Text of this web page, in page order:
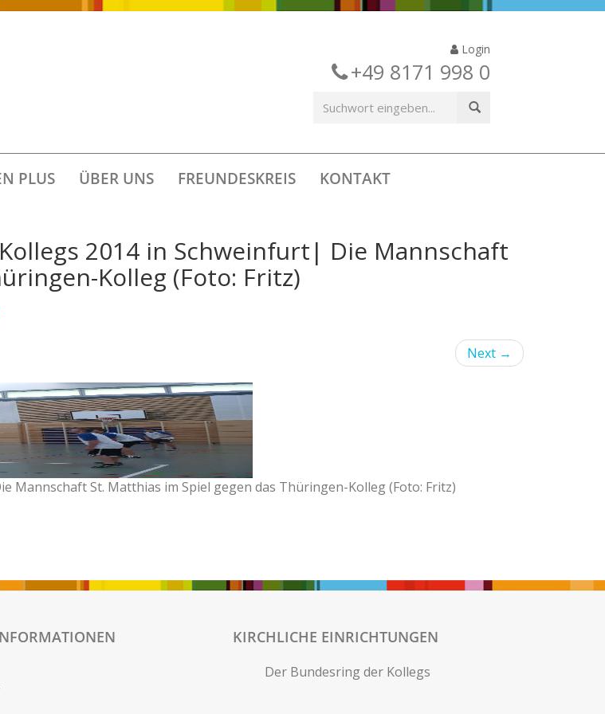
Login
+49 8171 998 0
PLUS ÜBER UNS FREUNDESKREIS KONTAKT
2014 in Schweinfurt| Die Mannschaft
Kolleg (Foto: Fritz)
Next →
St. Matthias im Spiel gegen das Thüringen-Kolleg (Foto: Fritz)
KIRCHLICHE EINRICHTUNGEN
Der Bundesring der Kollegs